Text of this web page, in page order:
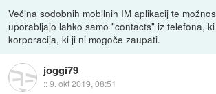
Večina sodobnih mobilnih IM aplikacij te
uporabljajo lahko samo "contacts" iz telefona,
korporacija, ki ji ni mogoče zaupati.
joggi79
::9. okt 2019, 08:51